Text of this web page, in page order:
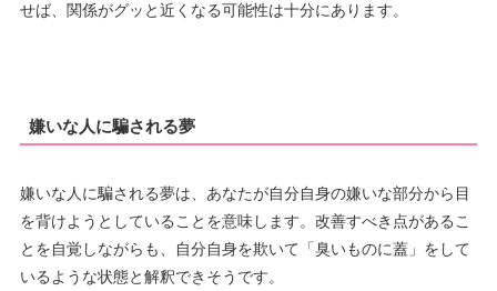
せば、関係がグッと近くなる可能性は十分にあります。
嫌いな人に騙される夢
嫌いな人に騙される夢は、あなたが自分自身の嫌いな部分から目
を背けようとしていることを意味します。改善すべき点があるこ
とを自覚しながらも、自分自身を欺いて「臭いものに蓋」をして
いるような状態と解釈できそうです。